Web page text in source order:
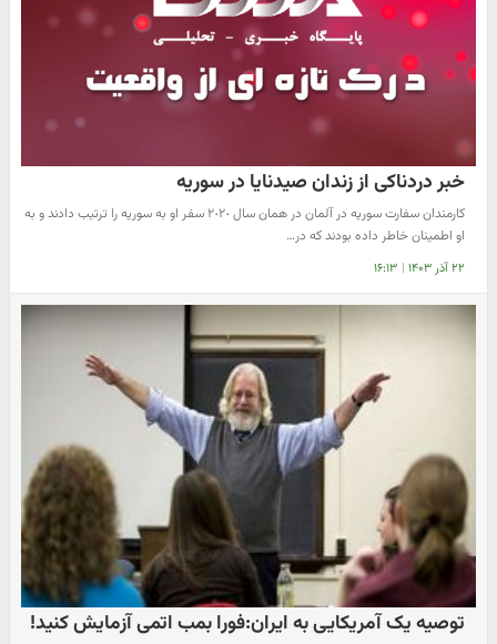
خبر دردناکى از زندان صیدنایا در سوریه
کارمندان سفارت سوریه در آلمان در همان سال ٢٠٢٠ سفر او به سوریه را ترتیب دادند و به
او اطمینان خاطر داده بودند که در…
۲۲ آذر ۱۴۰۳ | ۱۶:۱۳
توصیه یک آمریکایی به ایران:فورا بمب اتمی آزمایش کنید!